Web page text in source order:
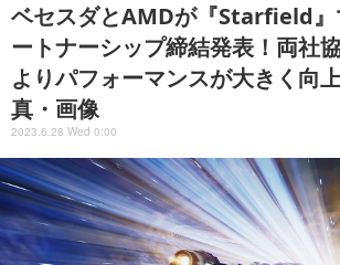
ベセスダとAMDが『Starfield』
ートナーシップ締結発表！両社
よりパフォーマンスが大きく向
真・画像
2023.6.28 Wed 0:00